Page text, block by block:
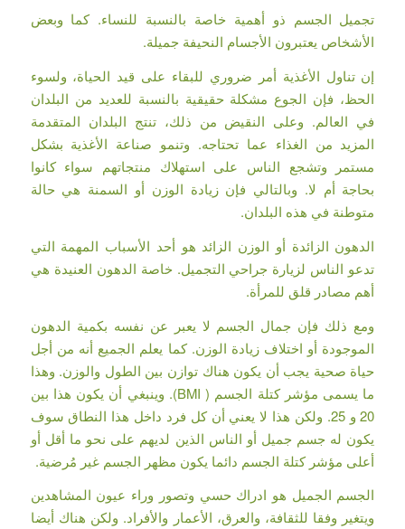
تجميل الجسم ذو أهمية خاصة بالنسبة للنساء. كما وبعض
الأشخاص يعتبرون الأجسام النحيفة جميلة.
إن تناول الأغذية أمر ضروري للبقاء على قيد الحياة، ولسوء
الحظ، فإن الجوع مشكلة حقيقية بالنسبة للعديد من البلدان
في العالم. وعلى النقيض من ذلك، تنتج البلدان المتقدمة
المزيد من الغذاء عما تحتاجه. وتنمو صناعة الأغذية بشكل
مستمر وتشجع الناس على استهلاك منتجاتهم سواء كانوا
بحاجة أم لا. وبالتالي فإن زيادة الوزن أو السمنة هي حالة
متوطنة في هذه البلدان.
الدهون الزائدة أو الوزن الزائد هو أحد الأسباب المهمة التي
تدعو الناس لزيارة جراحي التجميل. خاصة الدهون العنيدة هي
أهم مصادر قلق للمرأة.
ومع ذلك فإن جمال الجسم لا يعبر عن نفسه بكمية الدهون
الموجودة أو اختلاف زيادة الوزن. كما يعلم الجميع أنه من أجل
حياة صحية يجب أن يكون هناك توازن بين الطول والوزن. وهذا
ما يسمى مؤشر كتلة الجسم ( BMI). وينبغي أن يكون هذا بين
20 و 25. ولكن هذا لا يعني أن كل فرد داخل هذا النطاق سوف
يكون له جسم جميل أو الناس الذين لديهم على نحو ما أقل أو
أعلى مؤشر كتلة الجسم دائما يكون مظهر الجسم غير مُرضية.
الجسم الجميل هو ادراك حسي وتصور وراء عيون المشاهدين
ويتغير وفقا للثقافة، والعرق، الأعمار والأفراد. ولكن هناك أيضا